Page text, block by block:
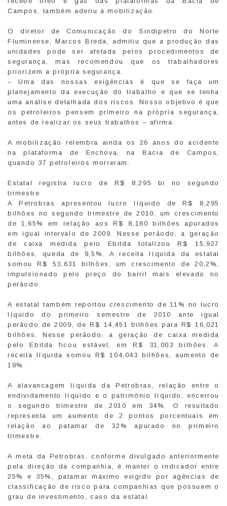
Campos, também aderiu à mobilização.
O diretor de Comunicação do Sindipetro do Norte
Fluminense, Marcos Breda, admitiu que a produção das
unidades pode ser afetada pelos procedimentos de
segurança, mas recomendou que os trabalhadores
priorizem a própria segurança.
– Uma das nossas exigências é que se faça um
planejamento da execução do trabalho e que se tenha
uma análise detalhada dos riscos. Nosso objetivo é que
os petroleiros pensem primeiro na própria segurança,
antes de realizar os seus trabalhos – afirma.
A mobilização relembra ainda os 26 anos do acidente
na plataforma de Enchova, na Bacia de Campos,
quando 37 petroleiros morreram.
Estatal registra lucro de R$ 8,295 bi no segundo
trimestre
A Petrobras apresentou lucro líquido de R$ 8,295
bilhões no segundo trimestre de 2010, um crescimento
de 1,65% em relação aos R$ 8,160 bilhões apurados
em igual intervalo de 2009. Nesse perãodo, a geração
de caixa medida pelo Ebitda totalizou R$ 15,927
bilhões, queda de 9,5%. A receita líquida da estatal
somou R$ 53,631 bilhões, um crescimento de 20,2%,
impulsionado pelo preço do barril mais elevado no
perãodo.
A estatal também reportou crescimento de 11% no lucro
líquido do primeiro semestre de 2010 ante igual
perãodo de 2009, de R$ 14,451 bilhões para R$ 16,021
bilhões. Nesse perãodo, a geração de caixa medida
pelo Ebitda ficou estável, em R$ 31,003 bilhões. A
receita líquida somou R$ 104,043 bilhões, aumento de
19%.
A alavancagem líquida da Petrobras, relação entre o
endividamento líquido e o patrimônio líquido, encerrou
o segundo trimestre de 2010 em 34%. O resultado
representa um aumento de 2 pontos porcentuais em
relação ao patamar de 32% apurado no primeiro
trimestre.
A meta da Petrobras, conforme divulgado anteriormente
pela direção da companhia, é manter o indicador entre
25% e 35%, patamar máximo exigido por agências de
classificação de risco para companhias que possuem o
grau de investimento, caso da estatal.